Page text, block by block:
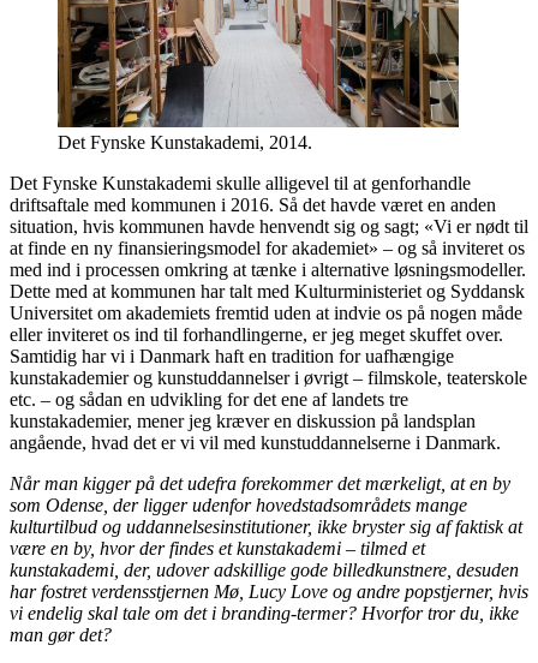
Det Fynske Kunstakademi, 2014.
Det Fynske Kunstakademi skulle alligevel til at genforhandle
driftsaftale med kommunen i 2016. Så det havde været en anden
situation, hvis kommunen havde henvendt sig og sagt; «Vi er nødt til
at finde en ny finansieringsmodel for akademiet» – og så inviteret os
med ind i processen omkring at tænke i alternative løsningsmodeller.
Dette med at kommunen har talt med Kulturministeriet og Syddansk
Universitet om akademiets fremtid uden at indvie os på nogen måde
eller inviteret os ind til forhandlingerne, er jeg meget skuffet over.
Samtidig har vi i Danmark haft en tradition for uafhængige
kunstakademier og kunstuddannelser i øvrigt – filmskole, teaterskole
etc. – og sådan en udvikling for det ene af landets tre
kunstakademier, mener jeg kræver en diskussion på landsplan
angående, hvad det er vi vil med kunstuddannelserne i Danmark.
Når man kigger på det udefra forekommer det mærkeligt, at en by
som Odense, der ligger udenfor hovedstadsområdets mange
kulturtilbud og uddannelsesinstitutioner, ikke bryster sig af faktisk at
være en by, hvor der findes et kunstakademi – tilmed et
kunstakademi, der, udover adskillige gode billedkunstnere, desuden
har fostret verdensstjernen Mø, Lucy Love og andre popstjerner, hvis
vi endelig skal tale om det i branding-termer? Hvorfor tror du, ikke
man gør det?